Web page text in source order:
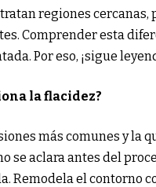
regiones cercanas,
Comprender esta
Por eso, ¡sigue
la flacidez?
más comunes y la
se aclara antes del
Remodela el contorno